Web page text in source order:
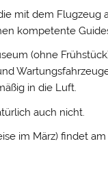
mit dem Flugzeug
kompetente
(ohne
in die Luft.
auch nicht.
im März) findet